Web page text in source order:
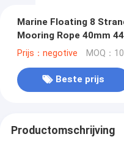
Marine Floating 8
Mooring Rope 40mm
Prijs：negotive MOQ：
Beste prijs
Productomschrijving